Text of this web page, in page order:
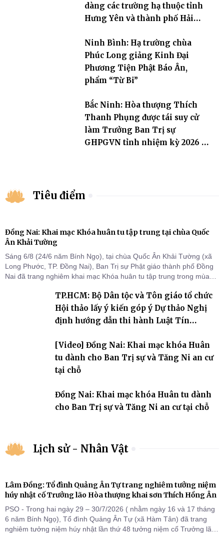
dàng các trường hạ thuộc tỉnh
Hưng Yên và thành phố Hải
Ninh Bình: Hạ trường chùa
Phúc Long giảng Kinh Đại
Phương Tiện Phật Báo Ân,
phẩm “Từ Bi”
Bắc Ninh: Hòa thượng Thích
Thanh Phụng được tái suy cử
làm Trưởng Ban Trị sự
GHPGVN tỉnh nhiệm kỳ 2026 –
Tiêu điểm
Đồng Nai: Khai mạc Khóa huân tu tập trung tại chùa Quốc
Ân Khải Tường
Sáng 6/8 (24/6 năm Bính Ngọ), tại chùa Quốc Ân Khải Tường (xã
Long Phước, TP. Đồng Nai), Ban Trị sự Phật giáo thành phố Đồng
Nai đã trang nghiêm khai mạc Khóa huân tu tập trung trong mùa
chỗ khu vực VII, VIII và trường hạ chùa Quốc Ân Khải Tường.
TP.HCM: Bộ Dân tộc và Tôn giáo tổ chức
Hội thảo lấy ý kiến góp ý Dự thảo Nghị
định hướng dẫn thi hành Luật Tín
[Video] Đồng Nai: Khai mạc khóa Huân
tu dành cho Ban Trị sự và Tăng Ni an cư
tại chỗ
Đồng Nai: Khai mạc khóa Huân tu dành
cho Ban Trị sự và Tăng Ni an cư tại chỗ
Lịch sử - Nhân Vật
Lâm Đồng: Tổ đình Quảng Ân Tự trang nghiêm tưởng niệm
húy nhật cố Trưởng lão Hòa thượng khai sơn Thích Hồng Ân
PSO - Trong hai ngày 29 – 30/7/2026 ( nhằm ngày 16 và 17 tháng
6 năm Bính Ngọ), Tổ đình Quảng Ân Tự (xã Hàm Tân) đã trang
nghiêm tưởng niệm húy nhật lần thứ 48 tưởng niệm cố Trưởng lão